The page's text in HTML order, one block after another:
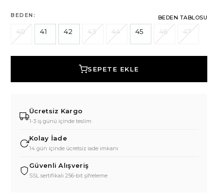
BEDEN: BEDEN TABLOSU
40 41 42 43 44 45 46 47
SEPETE EKLE
Ücretsiz Kargo
1-3 iş günü içinde teslim
Kolay İade
14 gün içinde ücretsiz iade imkanı
Güvenli Alışveriş
SSL sertifikalı 256-bit şifreleme